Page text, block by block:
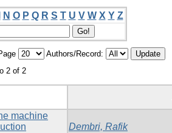
N O P Q R S T U V W X Y Z
Authors/Record:
2 of 2
machine
Dembri, Rafik